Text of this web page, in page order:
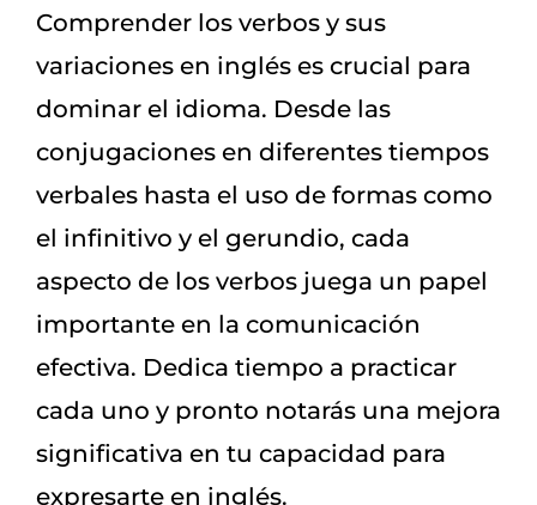
Comprender los verbos y sus
variaciones en inglés es crucial para
dominar el idioma. Desde las
conjugaciones en diferentes tiempos
verbales hasta el uso de formas como
el infinitivo y el gerundio, cada
aspecto de los verbos juega un papel
importante en la comunicación
efectiva. Dedica tiempo a practicar
cada uno y pronto notarás una mejora
significativa en tu capacidad para
expresarte en inglés.